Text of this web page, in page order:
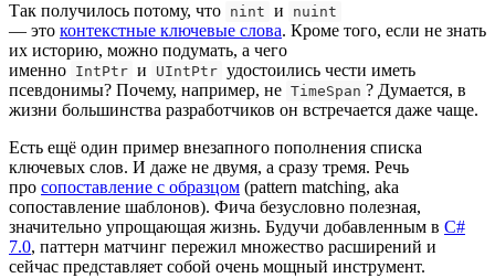
Так получилось потому, что nint и nuint
— это контекстные ключевые слова. Кроме того, если не знать
их историю, можно подумать, а чего
именно IntPtr и UIntPtr удостоились чести иметь
псевдонимы? Почему, например, не TimeSpan ? Думается, в
жизни большинства разработчиков он встречается даже чаще.
Есть ещё один пример внезапного пополнения списка
ключевых слов. И даже не двумя, а сразу тремя. Речь
про сопоставление с образцом (pattern matching, aka
сопоставление шаблонов). Фича безусловно полезная,
значительно упрощающая жизнь. Будучи добавленным в C#
7.0, паттерн матчинг пережил множество расширений и
сейчас представляет собой очень мощный инструмент.